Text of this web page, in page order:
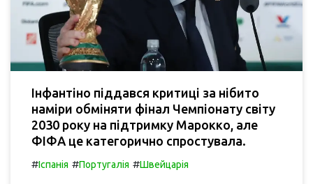
Інфантіно піддався критиці за нібито
наміри обміняти фінал Чемпіонату світу
2030 року на підтримку Марокко, але
ФІФА це категорично спростувала.
#Іспанія #Португалія #Швейцарія